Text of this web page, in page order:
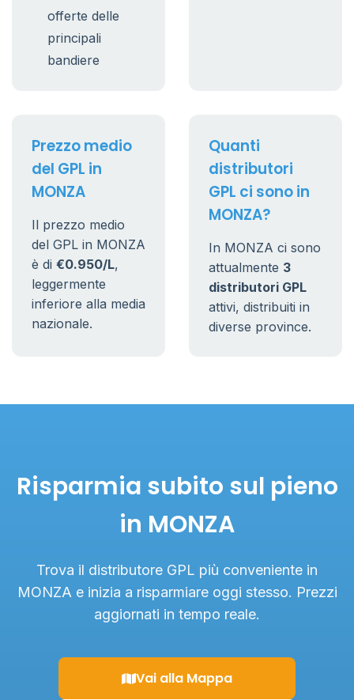
offerte delle
principali
bandiere
Prezzo medio
del GPL in
MONZA
Il prezzo medio
del GPL in MONZA
è di €0.950/L,
leggermente
inferiore alla media
nazionale.
Quanti
distributori
GPL ci sono in
MONZA?
In MONZA ci sono
attualmente 3
distributori GPL
attivi, distribuiti in
diverse province.
Risparmia subito sul pieno
in MONZA
Trova il distributore GPL più conveniente in
MONZA e inizia a risparmiare oggi stesso. Prezzi
aggiornati in tempo reale.
Vai alla Mappa